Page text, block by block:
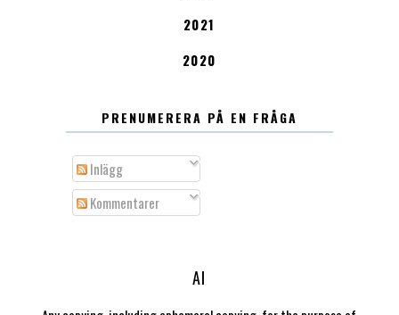
2021
2020
PRENUMERERA PÅ EN FRÅGA
Inlägg
Kommentarer
AI